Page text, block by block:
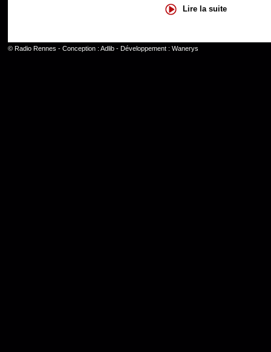
Lire la suite
© Radio Rennes - Conception : Adlib- Développement : Wanerys